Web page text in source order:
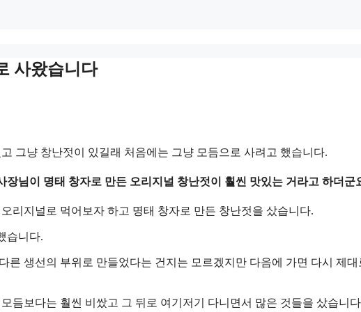
사왔습니다
그냥 창난젓이 있길래 처음에는 그냥 모듬으로 사려고 했습니다.
님이 명태 창자로 만든 오리지널 창난젓이 훨씬 맛있는 거라고 하더군
리지널로 먹어보자 하고 명태 창자로 만든 창난젓을 샀습니다.
습니다.
른 생선의 부위로 만들었다는 건지는 모르겠지만 다음에 가면 다시 제대
듬보다는 훨씬 비쌌고 그 뒤로 여기저기 다니면서 많은 것들을 샀습니